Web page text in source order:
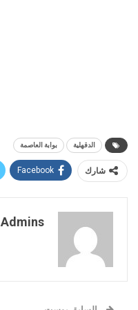
الدقهلية بوابة العاصمة
شارك Facebook
Admins